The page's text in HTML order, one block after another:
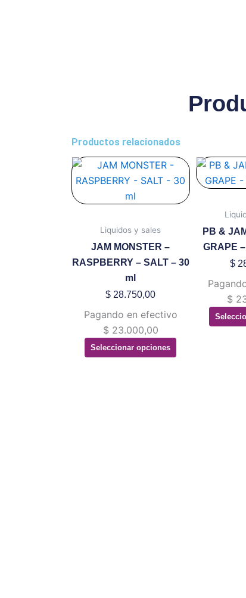
Productos relacionados
Liquidos y sales
JAM MONSTER –
RASPBERRY – SALT – 30
ml
$ 28.750,00
Pagando en efectivo
$ 23.000,00
Seleccionar opciones
Este
producto
tiene
variantes.
Las
opciones
se
elegir
en
la
página
PB &
GRAPE
$
$